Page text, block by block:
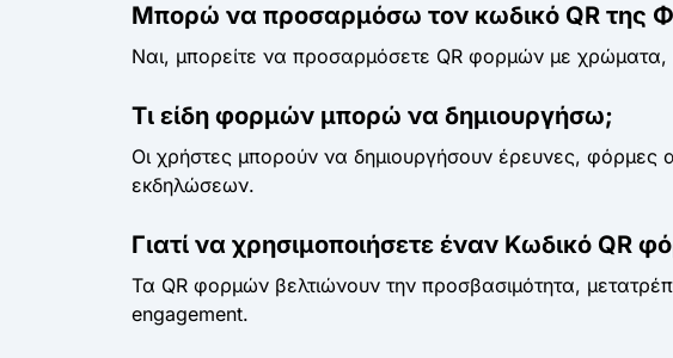
Μπορώ να προσαρμόσω τον κωδικό QR της
Ναι, μπορείτε να προσαρμόσετε QR φορμών με χρώματα,
Τι είδη φορμών μπορώ να δημιουργήσω;
Οι χρήστες μπορούν να δημιουργήσουν έρευνες, φόρμες
εκδηλώσεων.
Γιατί να χρησιμοποιήσετε έναν Κωδικό QR
Τα QR φορμών βελτιώνουν την προσβασιμότητα,
engagement.